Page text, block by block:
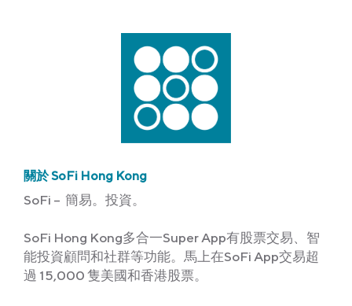
關於 SoFi Hong Kong
SoFi – 簡易。投資。
SoFi Hong Kong多合一Super App有股票交易、智
能投資顧問和社群等功能。馬上在SoFi App交易超
過 15,000 隻美國和香港股票。